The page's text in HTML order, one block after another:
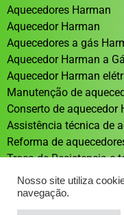
Aquecedores Harman
Aquecedor Harman
Aquecedores a gás
Aquecedor Harman a
Aquecedor Harman
Manutenção de
Conserto de aquecedor
Assistência técnica de
Reforma de
Troca de Resistencia e
Aquecedor solar
Nosso site utiliza
navegação.